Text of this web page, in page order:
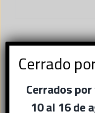
Cerrado
Cerrados
10 al 16 de
Ese